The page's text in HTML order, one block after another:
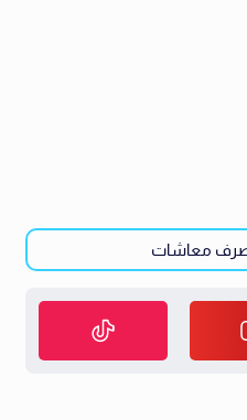
معاشات